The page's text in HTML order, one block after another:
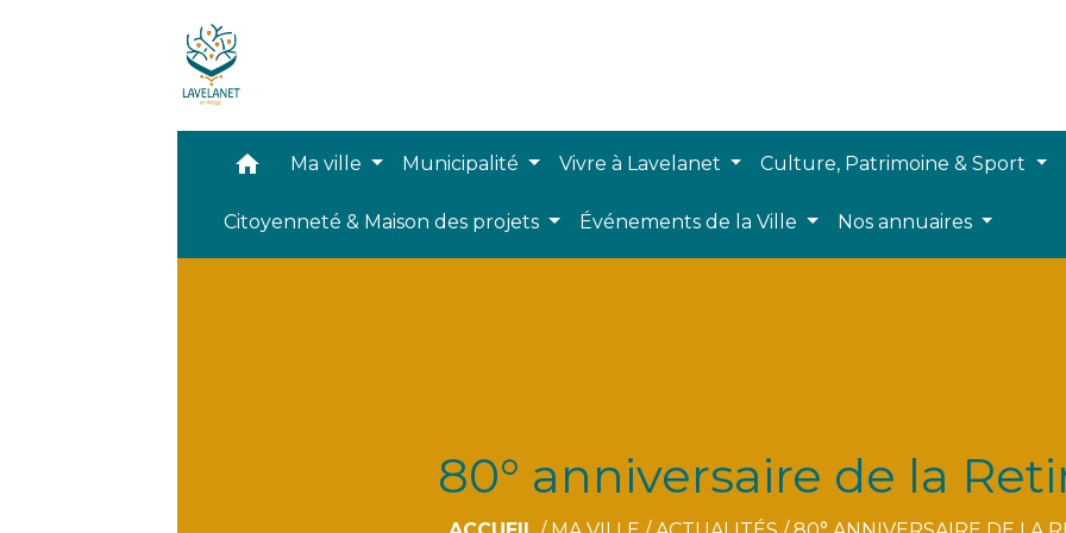
home Ma ville Municipalité Vivre à Lavelanet Culture, Patrimoine & Sport
Citoyenneté & Maison des projets Événements de la Ville Nos annuaires
80° anniversaire de la